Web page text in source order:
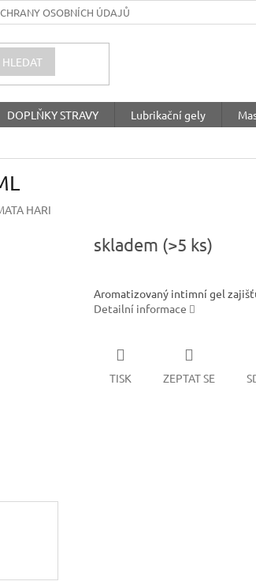
OSOBNÍCH ÚDAJŮ
HLEDAT
DOPLŇKY STRAVY Lubrikační gely
HARI
skladem (>5 ks)
Aromatizovaný intimní gel
Detailní informace
TISK ZEPTAT SE